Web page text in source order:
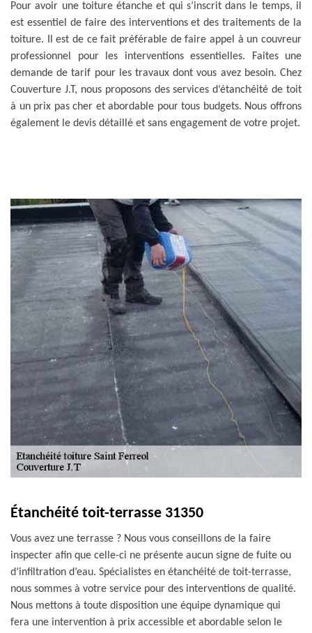
Pour avoir une toiture étanche et qui s’inscrit dans le temps, il
est essentiel de faire des interventions et des traitements de la
toiture. Il est de ce fait préférable de faire appel à un couvreur
professionnel pour les interventions essentielles. Faites une
demande de tarif pour les travaux dont vous avez besoin. Chez
Couverture J.T, nous proposons des services d’étanchéité de toit
à un prix pas cher et abordable pour tous budgets. Nous offrons
également le devis détaillé et sans engagement de votre projet.
Étanchéité toit-terrasse 31350
Vous avez une terrasse ? Nous vous conseillons de la faire
inspecter afin que celle-ci ne présente aucun signe de fuite ou
d’infiltration d’eau. Spécialistes en étanchéité de toit-terrasse,
nous sommes à votre service pour des interventions de qualité.
Nous mettons à toute disposition une équipe dynamique qui
fera une intervention à prix accessible et abordable selon le